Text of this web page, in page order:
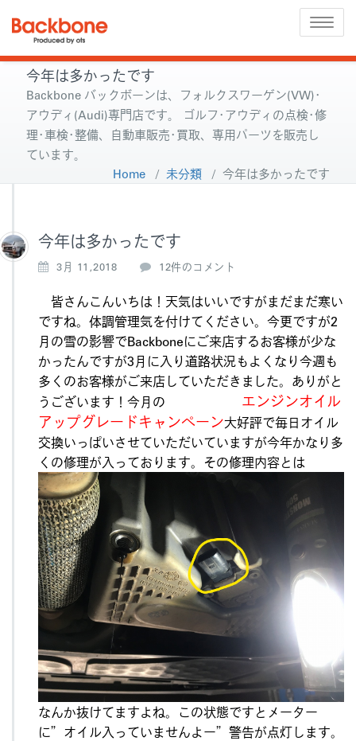
Toggle
今年は多かったです
Backbone バックボーンは、フォルクスワーゲン(VW)･
アウディ(Audi)専門店です。 ゴルフ･アウディの点検･修
理･車検･整備、自動車販売･買取、専用パーツを販売し
ています。
Home / 未分類 / 今年は多かったです
今年は多かったです
3月 11,2018
今
は
多
か
っ
た
で
す
へ
の
12件のコメント
皆さんこんいちは！天気はいいですがまだまだ寒い
ですね。体調管理気を付けてください。今更ですが2
月の雪の影響でBackboneにご来店するお客様が少な
かったんですが3月に入り道路状況もよくなり今週も
多くのお客様がご来店していただきました。ありがと
うございます！今月の エンジンオイル
アップグレードキャンペーン大好評で毎日オイル
交換いっぱいさせていただいていますが今年かなり多
くの修理が入っております。その修理内容とは
なんか抜けてますよね。この状態ですとメーター
に”オイル入っていませんよー”警告が点灯します。